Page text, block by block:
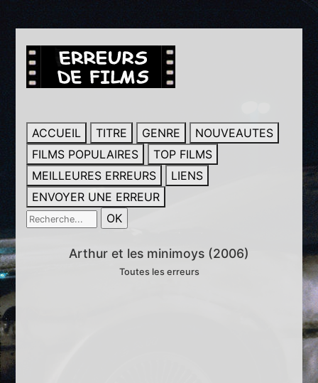
ACCUEIL TITRE GENRE
NOUVEAUTES
FILMS POPULAIRES
TOP FILMS
MEILLEURES ERREURS
LIENS
ENVOYER UNE ERREUR
Arthur et les minimoys (2006)
Toutes les erreurs